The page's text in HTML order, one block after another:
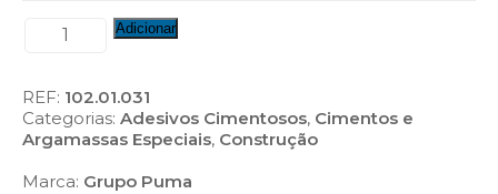
Quantidade
Elastic
Adicionar
REF: 102.01.031
Categorias: Adesivos Cimentosos, Cimentos e
Argamassas Especiais, Construção
Marca: Grupo Puma